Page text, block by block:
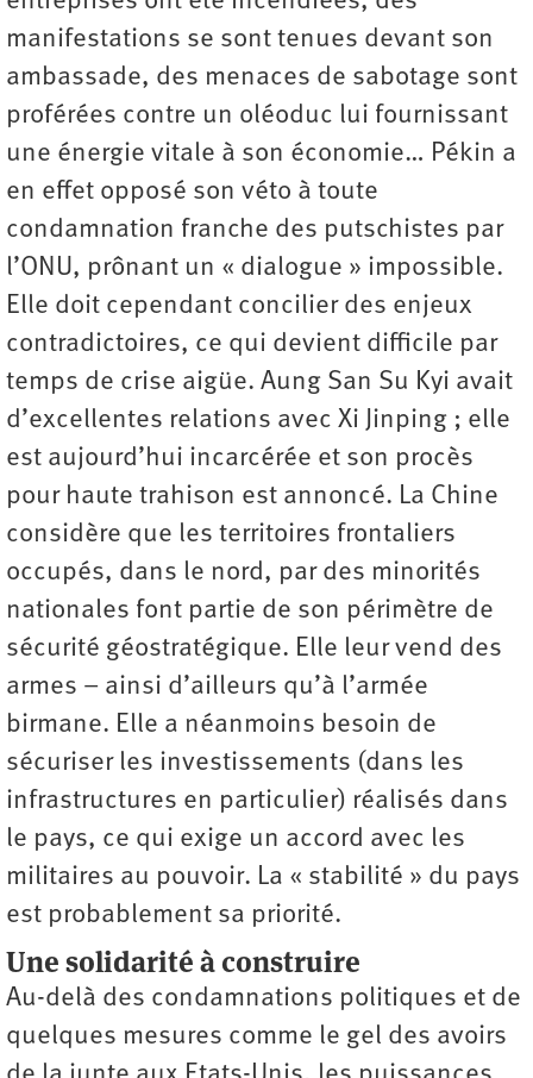
manifestations se sont tenues devant son
ambassade, des menaces de sabotage sont
proférées contre un oléoduc lui fournissant
une énergie vitale à son économie… Pékin a
en effet opposé son véto à toute
condamnation franche des putschistes par
l’ONU, prônant un « dialogue » impossible.
Elle doit cependant concilier des enjeux
contradictoires, ce qui devient difficile par
temps de crise aigüe. Aung San Su Kyi avait
d’excellentes relations avec Xi Jinping ; elle
est aujourd’hui incarcérée et son procès
pour haute trahison est annoncé. La Chine
considère que les territoires frontaliers
occupés, dans le nord, par des minorités
nationales font partie de son périmètre de
sécurité géostratégique. Elle leur vend des
armes – ainsi d’ailleurs qu’à l’armée
birmane. Elle a néanmoins besoin de
sécuriser les investissements (dans les
infrastructures en particulier) réalisés dans
le pays, ce qui exige un accord avec les
militaires au pouvoir. La « stabilité » du pays
est probablement sa priorité.
Une solidarité à construire
Au-delà des condamnations politiques et de
quelques mesures comme le gel des avoirs